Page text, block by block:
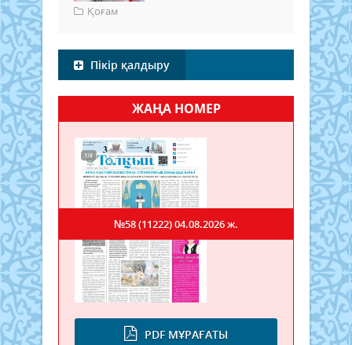
Қоғам
Пікір қалдыру
ЖАҢА НОМЕР
PDF МҰРАҒАТЫ
№58 (11222)04.08.2026 ж.